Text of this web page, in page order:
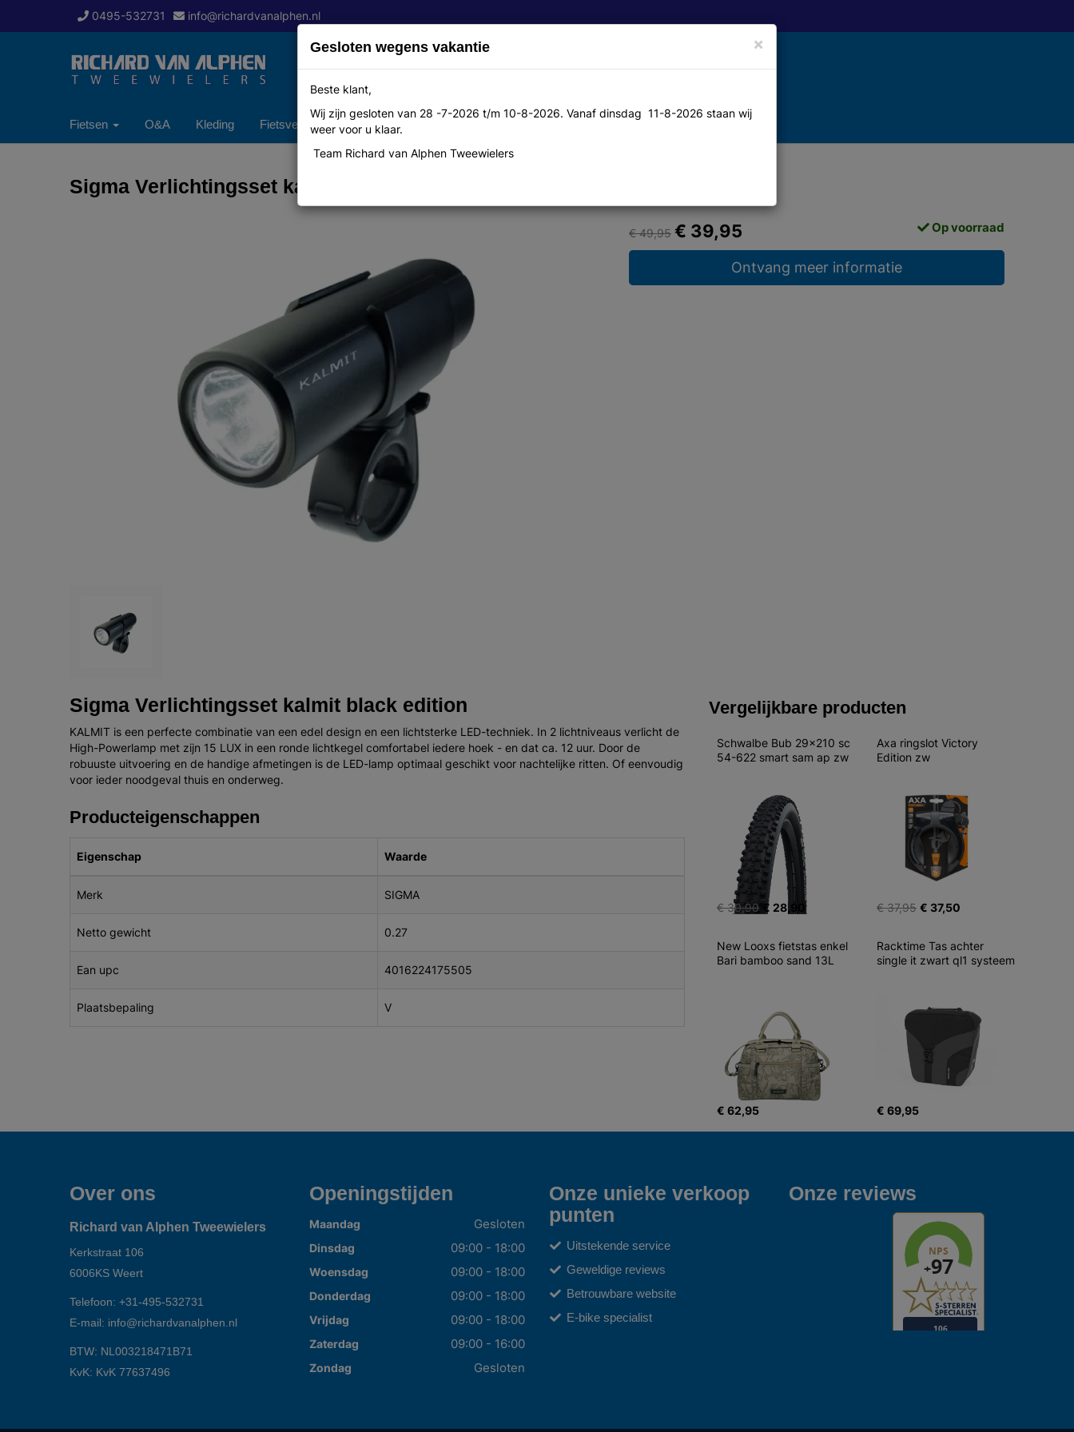
0495-532731 info@richardvanalphen.nl
Fietsen O&A Kleding Fietsverzekering Over ons Contact
Sigma Verlichtingsset kalmit black edition
€ 49,95 € 39,95 Op voorraad
Ontvang meer informatie
Sigma Verlichtingsset kalmit black edition
KALMIT is een perfecte combinatie van een edel design en een lichtsterke LED-techniek. In 2 lichtniveaus verlicht de
High-Powerlamp met zijn 15 LUX in een ronde lichtkegel comfortabel iedere hoek - en dat ca. 12 uur. Door de
robuuste uitvoering en de handige afmetingen is de LED-lamp optimaal geschikt voor nachtelijke ritten. Of eenvoudig
voor ieder noodgeval thuis en onderweg.
Producteigenschappen
Eigenschap Waarde
Merk SIGMA
Netto gewicht 0.27
Ean upc 4016224175505
Plaatsbepaling V
Vergelijkbare producten
Schwalbe Bub 29x210 sc
54-622 smart sam ap zw
€ 30,90 € 28,90
Axa ringslot Victory
Edition zw
€ 37,95 € 37,50
New Looxs fietstas enkel
Bari bamboo sand 13L
€ 62,95
Racktime Tas achter
single it zwart ql1 systeem
€ 69,95
Over ons
Richard van Alphen Tweewielers
Kerkstraat 106
6006KS Weert
Telefoon: +31-495-532731
E-mail: info@richardvanalphen.nl
BTW: NL003218471B71
KvK: KvK 77637496
Openingstijden
Maandag Gesloten
Dinsdag 09:00 - 18:00
Woensdag 09:00 - 18:00
Donderdag 09:00 - 18:00
Vrijdag 09:00 - 18:00
Zaterdag 09:00 - 16:00
Zondag Gesloten
Onze unieke verkoop
punten
Uitstekende service
Geweldige reviews
Betrouwbare website
E-bike specialist
Onze reviews
×
Gesloten wegens vakantie
Beste klant,
Wij zijn gesloten van 28 -7-2026 t/m 10-8-2026. Vanaf dinsdag 11-8-2026 staan wij
weer voor u klaar.
Team Richard van Alphen Tweewielers